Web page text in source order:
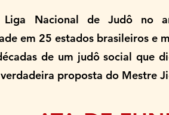
Nacional de Judô no
em 25 estados brasileiros e
de um judô social que
proposta do Mestre